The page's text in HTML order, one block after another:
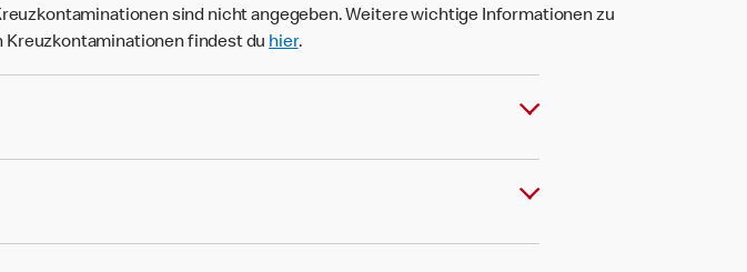
sind nicht angegeben. Weitere wichtige Informationen zu
Kreuzkontaminationen findest duhier.